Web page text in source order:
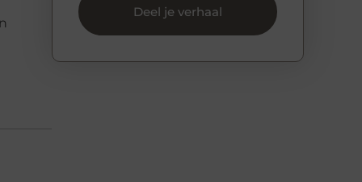
Deel je verhaal